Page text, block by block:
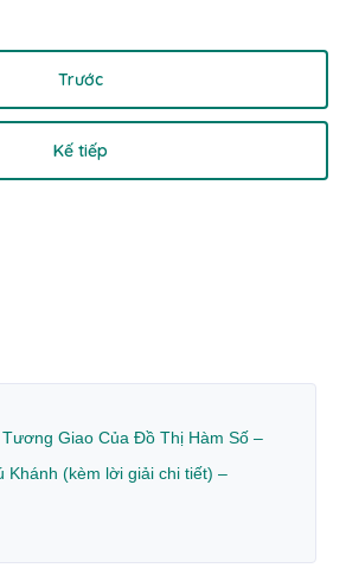
Trước
Kế tiếp
Tương Giao Của Đồ Thị Hàm Số –
Khánh (kèm lời giải chi tiết) –